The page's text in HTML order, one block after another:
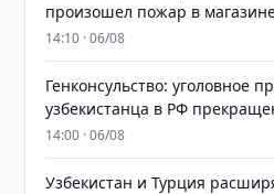
произошел пожар в
14:10 · 06/08
Генконсульство: уголовное
узбекистанца в РФ
14:00 · 06/08
Узбекистан и Турция